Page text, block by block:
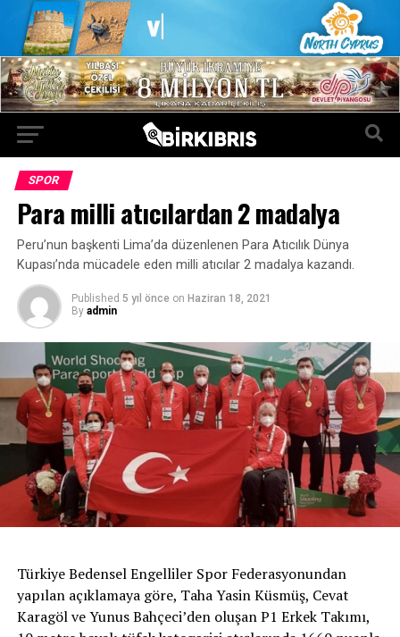
SPOR
Para milli atıcılardan 2 madalya
Peru’nun başkenti Lima’da düzenlenen Para Atıcılık Dünya
Kupası’nda mücadele eden milli atıcılar 2 madalya kazandı.
Published 5 yıl önce on Haziran 18, 2021
By admin
Türkiye Bedensel Engelliler Spor Federasyonundan
yapılan açıklamaya göre, Taha Yasin Küsmüş, Cevat
Karagöl ve Yunus Bahçeci’den oluşan P1 Erkek Takımı,